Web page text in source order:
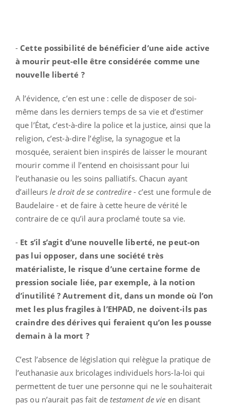
- Cette possibilité de bénéficier d’une aide active
à mourir peut-elle être considérée comme une
nouvelle liberté ?
A l’évidence, c’en est une : celle de disposer de soi-
même dans les derniers temps de sa vie et d’estimer
que l’État, c’est-à-dire la police et la justice, ainsi que la
religion, c’est-à-dire l’église, la synagogue et la
mosquée, seraient bien inspirés de laisser le mourant
mourir comme il l’entend en choisissant pour lui
l’euthanasie ou les soins palliatifs. Chacun ayant
d’ailleursle droit de se contredire- c’est une formule de
Baudelaire - et de faire à cette heure de vérité le
contraire de ce qu’il aura proclamé toute sa vie.
- Et s’il s’agit d’une nouvelle liberté, ne peut-on
pas lui opposer, dans une société très
matérialiste, le risque d’une certaine forme de
pression sociale liée, par exemple, à la notion
d’inutilité ? Autrement dit, dans un monde où l’on
met les plus fragiles à l’EHPAD, ne doivent-ils pas
craindre des dérives qui feraient qu’on les pousse
demain à la mort ?
C’est l’absence de législation qui relègue la pratique de
l’euthanasie aux bricolages individuels hors-la-loi qui
permettent de tuer une personne qui ne le souhaiterait
pas ou n’aurait pas fait de testament de vie en disant